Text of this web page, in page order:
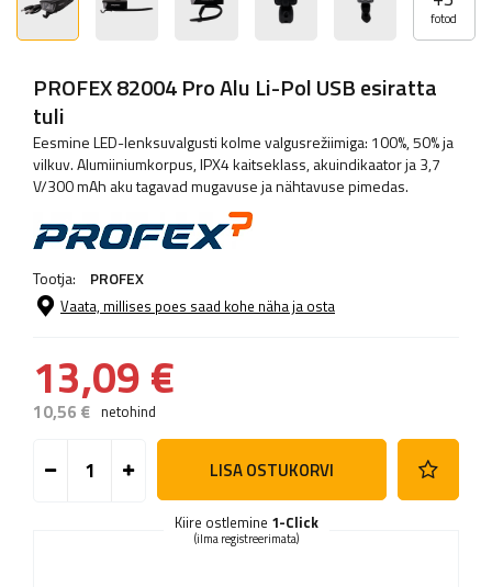
fotod
PROFEX 82004 Pro Alu Li-Pol USB esiratta
tuli
Eesmine LED-lenksuvalgusti kolme valgusrežiimiga: 100%, 50% ja
vilkuv. Alumiiniumkorpus, IPX4 kaitseklass, akuindikaator ja 3,7
V/300 mAh aku tagavad mugavuse ja nähtavuse pimedas.
Tootja: PROFEX
Vaata, millises poes saad kohe näha ja osta
13,09 €
10,56 € netohind
LISA OSTUKORVI
Kiire ostlemine 1-Click
(ilma registreerimata)